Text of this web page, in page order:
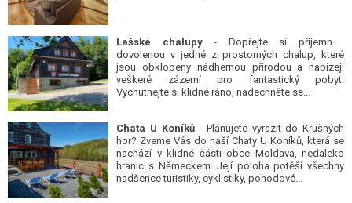
Lašské chalupy- Dopřejte si příjemnou
dovolenou v jedné z prostorných chalup, které
jsou obklopeny nádhernou přírodou a nabízejí
veškeré zázemí pro fantastický pobyt.
Vychutnejte si klidné ráno, nadechněte se...
Chata U Koníků- Plánujete vyrazit do Krušných
hor? Zveme Vás do naší Chaty U Koníků, která se
nachází v klidné části obce Moldava, nedaleko
hranic s Německem. Její poloha potěší všechny
nadšence turistiky, cyklistiky, pohodové...